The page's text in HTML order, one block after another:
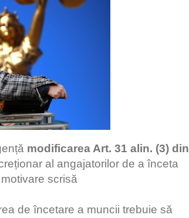
modificarea Art. 31 alin. (3) din
al angajatorilor de a înceta
scrisă
de încetare a muncii trebuie să